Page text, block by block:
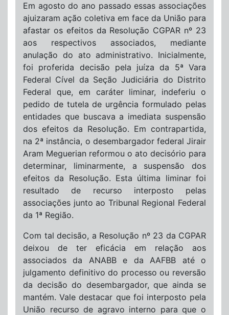
Em agosto do ano passado essas associações
ajuizaram ação coletiva em face da União para
afastar os efeitos da Resolução CGPAR nº 23
aos respectivos associados, mediante
anulação do ato administrativo. Inicialmente,
foi proferida decisão pela juíza da 5ª Vara
Federal Cível da Seção Judiciária do Distrito
Federal que, em caráter liminar, indeferiu o
pedido de tutela de urgência formulado pelas
entidades que buscava a imediata suspensão
dos efeitos da Resolução. Em contrapartida,
na 2ª instância, o desembargador federal Jirair
Aram Meguerian reformou o ato decisório para
determinar, liminarmente, a suspensão dos
efeitos da Resolução. Esta última liminar foi
resultado de recurso interposto pelas
associações junto ao Tribunal Regional Federal
da 1ª Região.
Com tal decisão, a Resolução nº 23 da CGPAR
deixou de ter eficácia em relação aos
associados da ANABB e da AAFBB até o
julgamento definitivo do processo ou reversão
da decisão do desembargador, que ainda se
mantém. Vale destacar que foi interposto pela
União recurso de agravo interno para que o